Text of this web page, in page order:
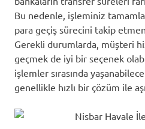
Bu nedenle, işleminiz
para geçiş sürecini takip
Gerekli durumlarda, müşteri
geçmek de iyi bir seçenek
işlemler sırasında
genellikle hızlı bir çözüm ile